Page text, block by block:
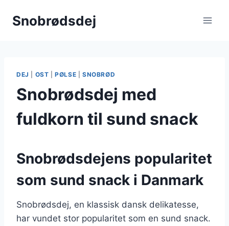
Snobrødsdej
DEJ OST |PØLSE SNOBRØD
Snobrødsdej med
fuldkorn til sund snack
Snobrødsdejens popularitet
som sund snack i Danmark
Snobrødsdej, en klassisk dansk delikatesse,
har vundet stor popularitet som en sund snack.